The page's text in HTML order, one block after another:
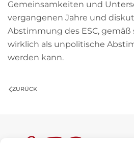
Gemeinsamkeiten und
vergangenen Jahre und
Abstimmung des ESC,
wirklich als unpolitische
werden kann.
ZURÜCK